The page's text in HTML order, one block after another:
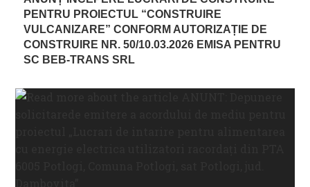
PENTRU PROIECTUL “CONSTRUIRE
VULCANIZARE” CONFORM AUTORIZAȚIE DE
CONSTRUIRE NR. 50/10.03.2026 EMISA PENTRU
SC BEB-TRANS SRL